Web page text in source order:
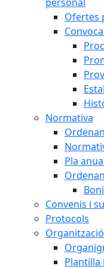
Ofertes
Normativa
Pla
Convenis i
Protocols